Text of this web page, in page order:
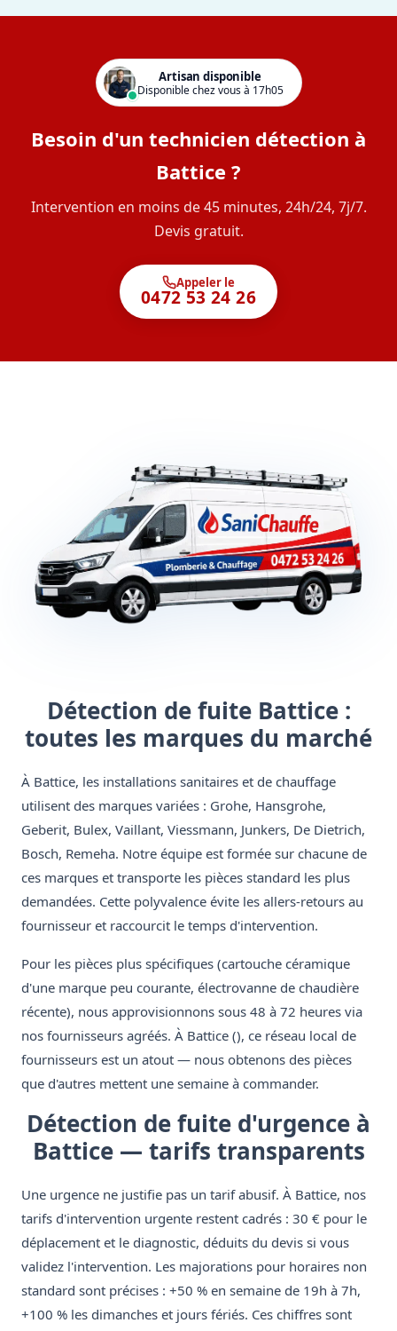
Artisan disponible
Disponible chez vous à 17h05
Besoin d'un technicien détection à
Battice ?
Intervention en moins de 45 minutes, 24h/24, 7j/7.
Devis gratuit.
Appeler le
0472 53 24 26
Détection de fuite Battice :
toutes les marques du marché
À Battice, les installations sanitaires et de chauffage
utilisent des marques variées : Grohe, Hansgrohe,
Geberit, Bulex, Vaillant, Viessmann, Junkers, De Dietrich,
Bosch, Remeha. Notre équipe est formée sur chacune de
ces marques et transporte les pièces standard les plus
demandées. Cette polyvalence évite les allers-retours au
fournisseur et raccourcit le temps d'intervention.
Pour les pièces plus spécifiques (cartouche céramique
d'une marque peu courante, électrovanne de chaudière
récente), nous approvisionnons sous 48 à 72 heures via
nos fournisseurs agréés. À Battice (), ce réseau local de
fournisseurs est un atout — nous obtenons des pièces
que d'autres mettent une semaine à commander.
Détection de fuite d'urgence à
Battice — tarifs transparents
Une urgence ne justifie pas un tarif abusif. À Battice, nos
tarifs d'intervention urgente restent cadrés : 30 € pour le
déplacement et le diagnostic, déduits du devis si vous
validez l'intervention. Les majorations pour horaires non
standard sont précises : +50 % en semaine de 19h à 7h,
+100 % les dimanches et jours fériés. Ces chiffres sont